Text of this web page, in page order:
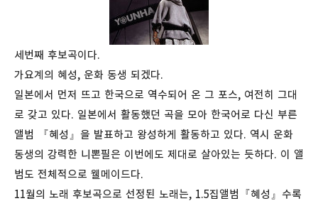
세번째 후보곡이다.
가요계의 혜성, 운화 동생 되겠다.
일본에서 먼저 뜨고 한국으로 역수되어 온 그 포스, 여전히 그대
로 갖고 있다. 일본에서 활동했던 곡을 모아 한국어로 다신 부른
앨범 『혜성』을 발표하고 왕성하게 활동하고 있다. 역시 운화
동생의 강력한 니뽄필은 이번에도 제대로 살아있는 듯하다. 이 앨
범도 전체적으로 웰메이드다.
11월의 노래 후보곡으로 선정된 노래는, 1.5집앨범『혜성』수록